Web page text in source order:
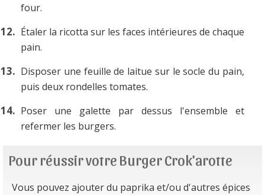
four.
Étaler la ricotta sur les faces intérieures de chaque
pain.
Disposer une feuille de laitue sur le socle du pain,
puis deux rondelles tomates.
Poser une galette par dessus l'ensemble et
refermer les burgers.
Pour réussir votre Burger Crok'arotte
Vous pouvez ajouter du paprika et/ou d'autres épices